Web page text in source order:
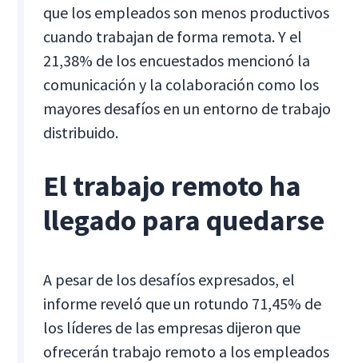
que los empleados son menos productivos
cuando trabajan de forma remota. Y el
21,38% de los encuestados mencionó la
comunicación y la colaboración como los
mayores desafíos en un entorno de trabajo
distribuido.
El trabajo remoto ha
llegado para quedarse
A pesar de los desafíos expresados, el
informe reveló que un rotundo 71,45% de
los líderes de las empresas dijeron que
ofrecerán trabajo remoto a los empleados